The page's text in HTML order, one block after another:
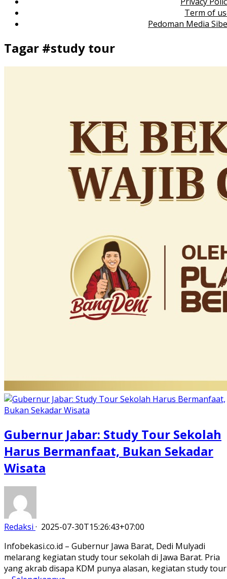
Term of
Pedoman Media
Tagar #study tour
Gubernur Jabar: Study Tour Sekolah
Harus Bermanfaat, Bukan Sekadar
Wisata
Redaksi · 2025-07-30T15:26:43+07:00
Infobekasi.co.id – Gubernur Jawa Barat, Dedi Mulyadi
melarang kegiatan study tour sekolah di Jawa Barat. Pria
yang akrab disapa KDM punya alasan, kegiatan study tour